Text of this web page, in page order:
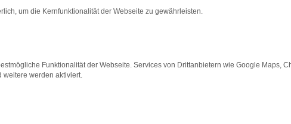
E-Auto oder Verbrenner?
welche Antriebsart wirklich
heute von weit mehr ab als nur vom Kaufpreis. Laufende Kosten
um die Kernfunktionalität der Webseite zu gewährleisten.
Funktionalität der Webseite. Services von Drittanbietern wie Google Maps,
weitere werden aktiviert.